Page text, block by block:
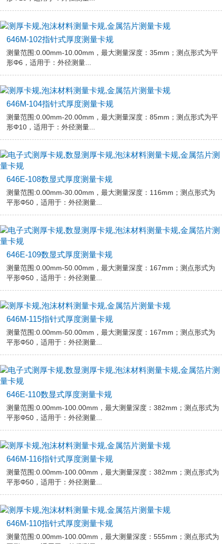
646M-102指针式厚度测量卡规
测量范围:0.00mm-10.00mm，最大测量深度：35mm；测点形式为平
形Φ6，适用于：外径测量...
646M-104指针式厚度测量卡规
测量范围:0.00mm-20.00mm，最大测量深度：85mm；测点形式为平
形Φ10，适用于：外径测量...
646E-108数显式厚度测量卡规
测量范围:0.00mm-30.00mm，最大测量深度：116mm；测点形式为
平形Φ50，适用于：外径测量...
646E-109数显式厚度测量卡规
测量范围:0.00mm-50.00mm，最大测量深度：167mm；测点形式为
平形Φ50，适用于：外径测量...
646M-115指针式厚度测量卡规
测量范围:0.00mm-50.00mm，最大测量深度：167mm；测点形式为
平形Φ50，适用于：外径测量...
646E-110数显式厚度测量卡规
测量范围:0.00mm-100.00mm，最大测量深度：382mm；测点形式为
平形Φ50，适用于：外径测量...
646M-116指针式厚度测量卡规
测量范围:0.00mm-100.00mm，最大测量深度：382mm；测点形式为
平形Φ50，适用于：外径测量...
646M-110指针式厚度测量卡规
测量范围:0.00mm-100.00mm，最大测量深度：555mm；测点形式为